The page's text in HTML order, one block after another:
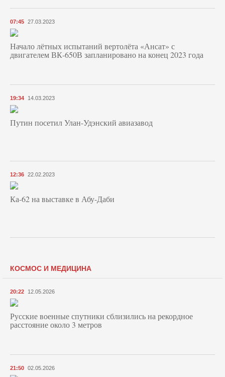
07:45 27.03.2023
Начало лётных испытаний вертолёта «Ансат» с
двигателем ВК-650В запланировано на конец 2023 года
19:34 14.03.2023
Путин посетил Улан-Удэнский авиазавод
12:36 22.02.2023
Ка-62 на выставке в Абу-Даби
КОСМОС И МЕДИЦИНА
20:22 12.05.2026
Русские военные спутники сблизились на рекордное
расстояние около 3 метров
21:50 02.05.2026